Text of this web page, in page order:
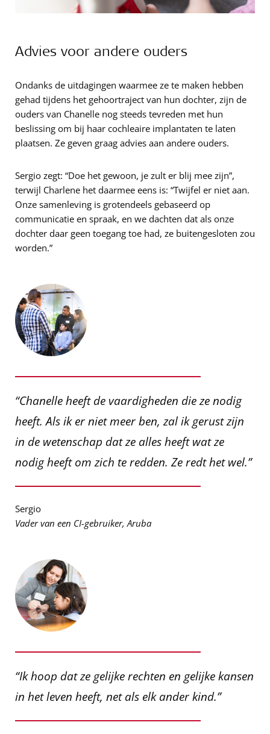
Advies voor andere ouders
Ondanks de uitdagingen waarmee ze te maken hebben
gehad tijdens het gehoortraject van hun dochter, zijn de
ouders van Chanelle nog steeds tevreden met hun
beslissing om bij haar cochleaire implantaten te laten
plaatsen. Ze geven graag advies aan andere ouders.
Sergio zegt: “Doe het gewoon, je zult er blij mee zijn”,
terwijl Charlene het daarmee eens is: “Twijfel er niet aan.
Onze samenleving is grotendeels gebaseerd op
communicatie en spraak, en we dachten dat als onze
dochter daar geen toegang toe had, ze buitengesloten zou
worden.”
“Chanelle heeft de vaardigheden die ze nodig
heeft. Als ik er niet meer ben, zal ik gerust zijn
in de wetenschap dat ze alles heeft wat ze
nodig heeft om zich te redden. Ze redt het wel.”
Sergio
Vader van een CI-gebruiker, Aruba
“Ik hoop dat ze gelijke rechten en gelijke kansen
in het leven heeft, net als elk ander kind.”